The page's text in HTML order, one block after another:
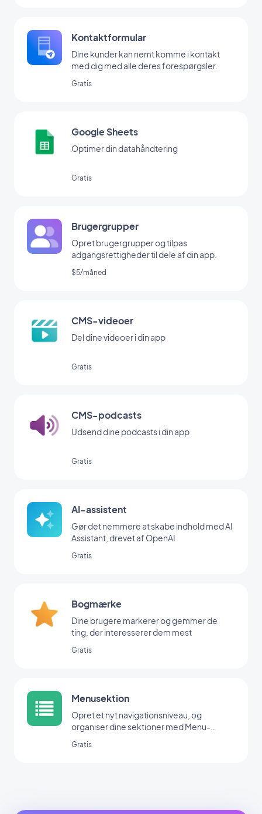
Kontaktformular
Dine kunder kan nemt komme i kontakt
med dig med alle deres forespørgsler.
Gratis
Google Sheets
Optimer din datahåndtering
Gratis
Brugergrupper
Opret brugergrupper og tilpas
adgangsrettigheder til dele af din app.
$5/måned
CMS-videoer
Del dine videoer i din app
Gratis
CMS-podcasts
Udsend dine podcasts i din app
Gratis
AI-assistent
Gør det nemmere at skabe indhold med AI
Assistant, drevet af OpenAI
Gratis
Bogmærke
Dine brugere markerer og gemmer de
ting, der interesserer dem mest
Gratis
Menusektion
Opret et nyt navigationsniveau, og
organiser dine sektioner med Menu-
Gratis